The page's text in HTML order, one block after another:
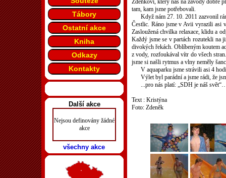
Zdeňkovi, který nás na závody dobře
tam, kam jsme potřebovali.
Když nám 27. 10. 2011 zazvonil
Čestlic. Ráno jsme v Avii vyrazili asi
Zasloužená chvilka relaxace, klidu a
Každý jsme se v partách rozutekli na
divokých řekách. Oblíbeným koutem
z vody, rozfoukával vítr do všech
jsme si našli rytmus a vlny neměly
V aquaparku jsme strávili asi 4
Výlet byl parádní a jsme rádi, že
...pro nás platí: „SDH je náš
Text : Kristýna
Foto: Zdeněk
Tábory
Ostatní akce
Kniha
Odkazy
Kontakty
Další akce
Nejsou definovány žádné
akce
všechny akce